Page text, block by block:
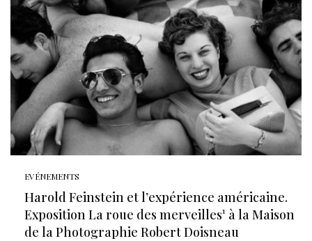
EVÉNEMENTS
Harold Feinstein et l’expérience américaine.
Exposition La roue des merveilles¹ à la Maison
de la Photographie Robert Doisneau